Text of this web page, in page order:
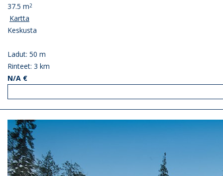
37.5 m2
Kartta
Keskusta
Ladut: 50 m
Rinteet: 3 km
N/A €